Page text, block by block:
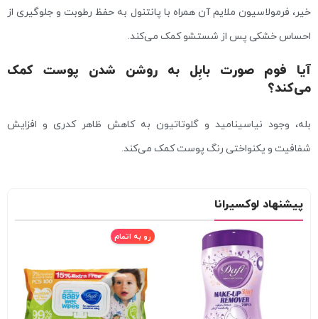
خیر، فرمولاسیون ملایم آن همراه با پانتنول به حفظ رطوبت و جلوگیری از
احساس خشکی پس از شستشو کمک می‌کند.
آیا فوم صورت بابِل به روشن شدن پوست کمک
می‌کند؟
بله، وجود نیاسینامید و گلوتاتیون به کاهش ظاهر کدری و افزایش
شفافیت و یکنواختی رنگ پوست کمک می‌کند.
پیشنهاد لوکسیرانا
رو به اتمام